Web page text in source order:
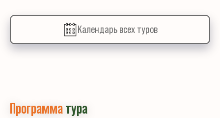
Календарь всех туров
Программатура